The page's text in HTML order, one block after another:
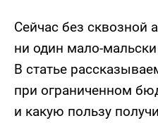
Сейчас без сквозной
ни один мало-
В статье
при ограниченном
и какую пользу